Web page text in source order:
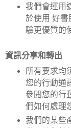
我們會運用
於使用 好
驗更優質的
資訊分享和轉出
所有要求均
您的行動通
參閱您的行
們如何處理
我們的某些